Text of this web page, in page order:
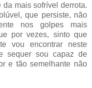
mais sofrível derrota.
que persiste, não
nos golpes mais
por vezes, sinto que
vou encontrar neste
sequer sou capaz de
e tão semelhante não